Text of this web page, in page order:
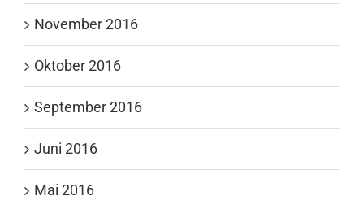
November 2016
Oktober 2016
September 2016
Juni 2016
Mai 2016